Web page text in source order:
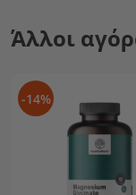
Άλλοι
-14%